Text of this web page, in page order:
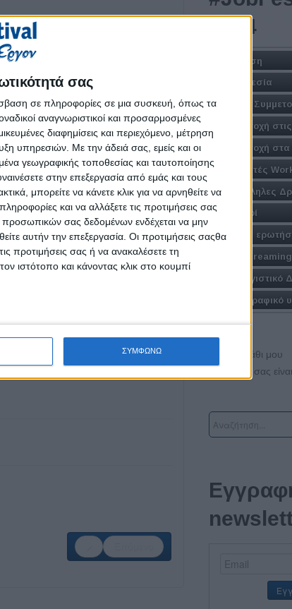
σας
σε πληροφορίες σε μια συσκευή, όπως τα
αναγνωριστικοί και προσαρμοσμένες
διαφημίσεις και περιεχόμενο, μέτρηση
υπηρεσιών. Με την άδειά σας, εμείς και οι
γεωγραφικής τοποθεσίας και ταυτοποίησης
στην επεξεργασία από εμάς και τους
μπορείτε να κάνετε κλικ για να αρνηθείτε να
και να αλλάξετε τις προτιμήσεις σας
σας δεδομένων ενδέχεται να μην
αυτήν την επεξεργασία. Οι προτιμήσεις σαςθα
προτιμήσεις σας ή να ανακαλέσετε τη
ιστότοπο και κάνοντας κλικ στο κουμπί
ΣΥΜΦΩΝΩ
ιστορία 46 ετών, έχει κερδίσει
τεχνογνωσία και τη συνέπειά
εμπορικές επιχειρήσεις.
του κλάδου (54.000 τ.μ.), με
οχημάτων, καταρτισμένα
(ERP & WMS/SAP) και
ικανοποίηση και εξυπηρέτηση
2024
Η Δράση
Τοποθεσία
Φόρμα
Συμμετοχή
Συμμετοχή
Εισηγητές
Παράλληλες
Χορηγοί
Συχνές
Live
Απολογιστικό
Φωτογραφικό
Το καλάθι μου
Το καλάθι σας